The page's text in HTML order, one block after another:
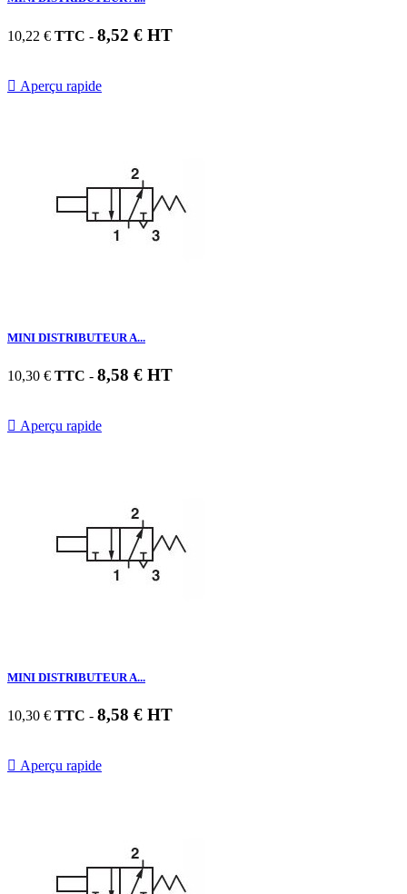
10,22 € TTC - 8,52 € HT
 Aperçu rapide
MINI DISTRIBUTEUR A...
10,30 € TTC - 8,58 € HT
 Aperçu rapide
MINI DISTRIBUTEUR A...
10,30 € TTC - 8,58 € HT
 Aperçu rapide